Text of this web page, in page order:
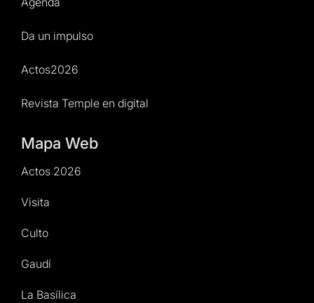
Da un impulso
Actos2026
Revista Temple en digital
Mapa Web
Actos 2026
Visita
Culto
Gaudí
La Basílica